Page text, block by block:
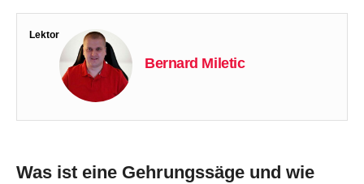
Lektor
Bernard Miletic
Was ist eine Gehrungssäge und wie